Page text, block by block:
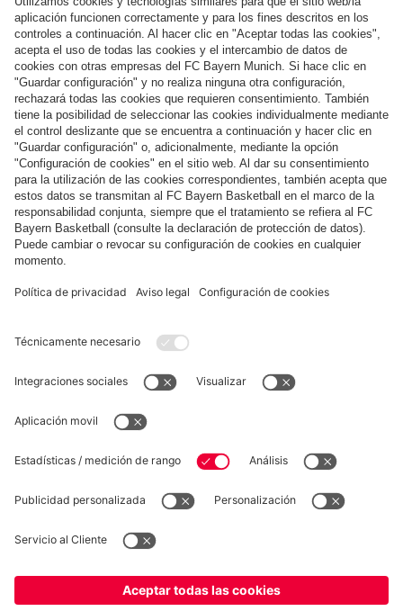
COOPERACIÓN A LARGO PLAZO
El FC Bayern y Allianz amplían su colaboración
hasta 2033
Mostrar más contenido
COLABORADOR